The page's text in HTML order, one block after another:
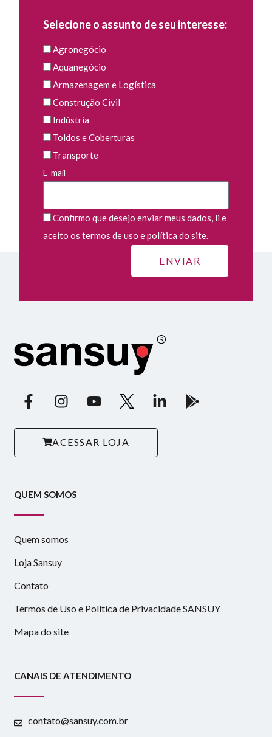
Selecione o assunto de seu interesse:
Agronegócio
Aquanegócio
Armazenagem e Logística
Construção Civil
Indústria
Toldos e Coberturas
Transporte
E-mail
Confirmo que desejo enviar meus dados, li e
aceito os termos de uso e política do site.
ACESSAR LOJA
QUEM SOMOS
Quem somos
Loja Sansuy
Contato
Termos de Uso e Política de Privacidade SANSUY
Mapa do site
CANAIS DE ATENDIMENTO
contato@sansuy.com.br